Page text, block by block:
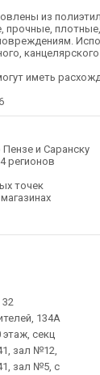
из
прочные,
иметь
и Саранску
регионов
точек
134А
этаж, секц
зал №12,
зал №5, с